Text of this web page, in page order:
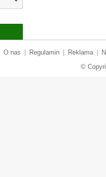
O nas Regulamin Reklama
©